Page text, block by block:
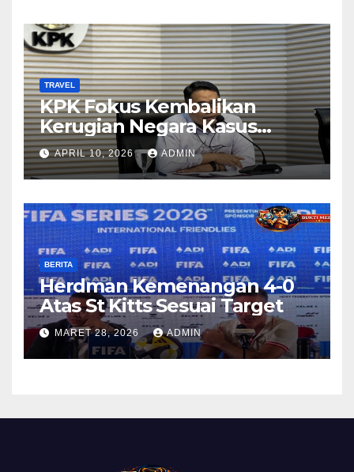
TRAVEL
KPK Fokus Kembalikan
Kerugian Negara Kasus
Korupsi Kuota Haji Lewat
Pemeriksaan Travel Agent
APRIL 10, 2026 ADMIN
BERITA
Herdman Kemenangan 4-0
Atas St Kitts Sesuai Target
MARET 28, 2026 ADMIN